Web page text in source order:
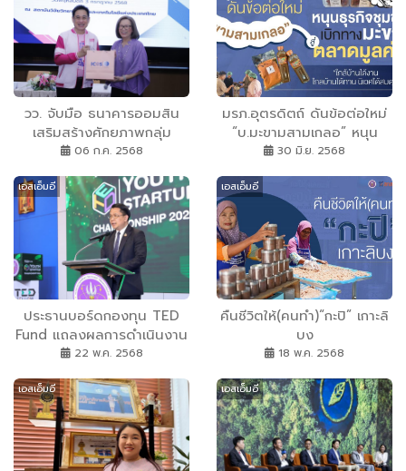
วว. จับมือ ธนาคารออมสิน
เสริมสร้างศักยภาพกลุ่ม
องค์กรชุมชน ยกระดับ
06 ก.ค. 2568
มรภ.อุตรดิตถ์ ดันข้อต่อใหม่
“บ.มะขามสามเกลอ” หนุน
ธุรกิจชุมชน เบิกทางมะขามสู่
30 มิ.ย. 2568
เอสเอ็มอี
ประธานบอร์ดกองทุน TED
Fund แถลงผลการดำเนินงาน
“TED Youth Startup
ผลงานสุดยอดนวัตกรรม
แต่ละภูมิภาค พร้อมเดินหน้า
หนุนสร้างผู้ประกอบการ
นวัตกรรมทุกระดับ ตั้งแต่
22 พ.ค. 2568
เอสเอ็มอี
คืนชีวิตให้(คนทำ)“กะปิ” เกาะลิ
บง
18 พ.ค. 2568
เอสเอ็มอี เอสเอ็มอี